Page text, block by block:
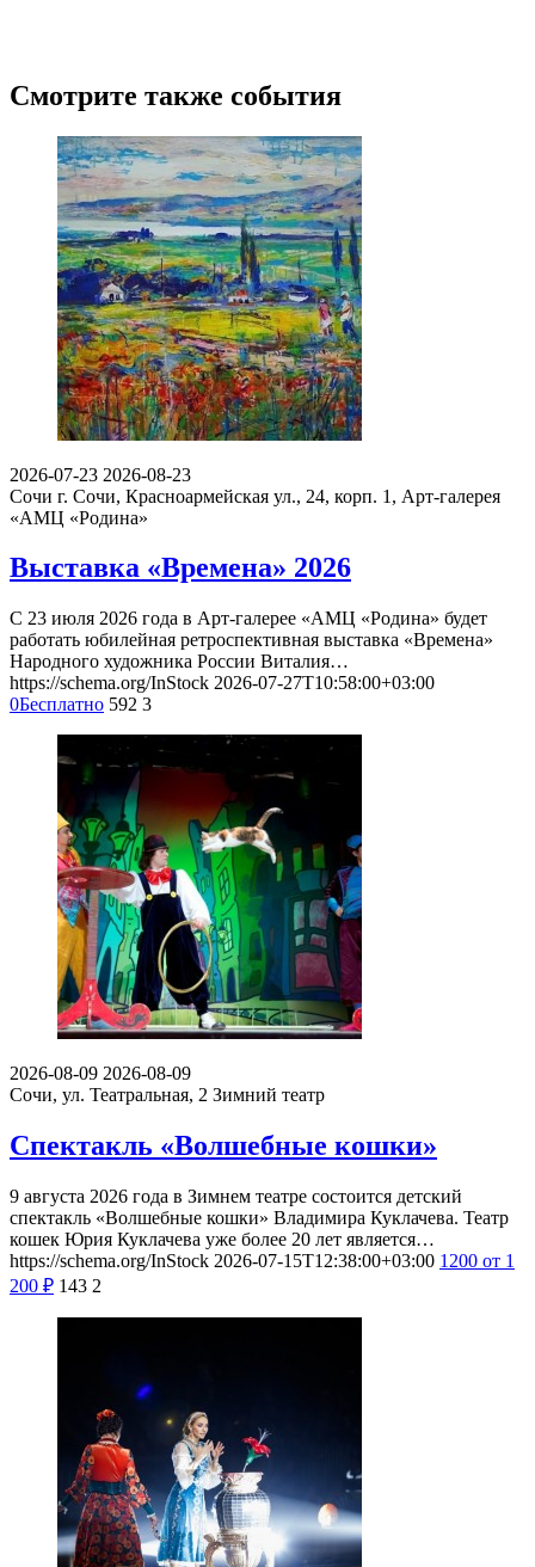
Смотрите также события
2026-07-23 2026-08-23
Сочи г. Сочи, Красноармейская ул., 24, корп. 1, Арт-галерея
«АМЦ «Родина»
Выставка «Времена» 2026
С 23 июля 2026 года в Арт-галерее «АМЦ «Родина» будет
работать юбилейная ретроспективная выставка «Времена»
Народного художника России Виталия…
https://schema.org/InStock 2026-07-27T10:58:00+03:00
0Бесплатно 592 3
2026-08-09 2026-08-09
Сочи, ул. Театральная, 2 Зимний театр
Спектакль «Волшебные кошки»
9 августа 2026 года в Зимнем театре состоится детский
спектакль «Волшебные кошки» Владимира Куклачева. Театр
кошек Юрия Куклачева уже более 20 лет является…
https://schema.org/InStock 2026-07-15T12:38:00+03:00 1200 от 1
200 ₽ 143 2